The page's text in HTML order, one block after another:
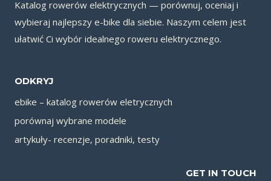
Katalog rowerów elektrycznych — porównuj, oceniaj i
wybieraj najlepszy e-bike dla siebie. Naszym celem jest
ułatwić Ci wybór idealnego roweru elektrycznego.
ODKRYJ
ebike – katalog rowerów eletrycznych
porównaj wybrane modele
artykuły- recenzje, poradniki, testy
GET IN TOUCH